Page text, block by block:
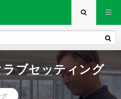
ブセッティング
グ